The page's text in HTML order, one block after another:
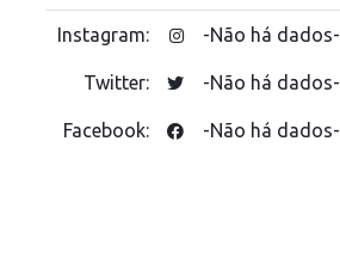
Instagram: -Não há dados-
Twitter: -Não há dados-
Facebook: -Não há dados-